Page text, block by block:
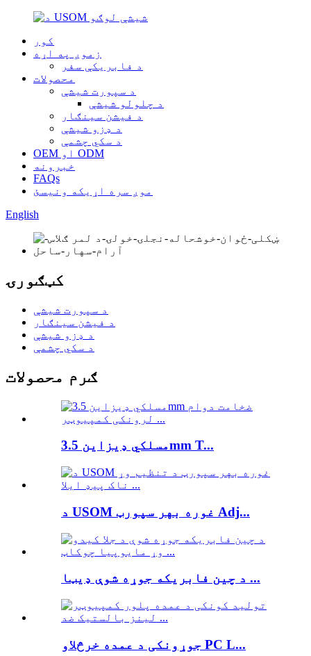
کور
زموږ په اړه
د فابریکې سفر
محصولات
د سپورت شیشې
د چلولو شیشې
د فیشن سینګار
د ډزو شیشې
د سکي چشمې
OEM او ODM
خبرونه
FAQs
موږ سره اړیکه ونیسئ
English
کټګورۍ
د سپورت شیشې
د فیشن سینګار
د ډزو شیشې
د سکي چشمې
ګرم محصولات
مسلکي ډیزاین 3.5mm T...
د USOM غوره بهر سپورټ Adj...
د چین فابریکه جوړه شوې ډیټا ...
جوړونکی د عمده خرڅلاو PC L...